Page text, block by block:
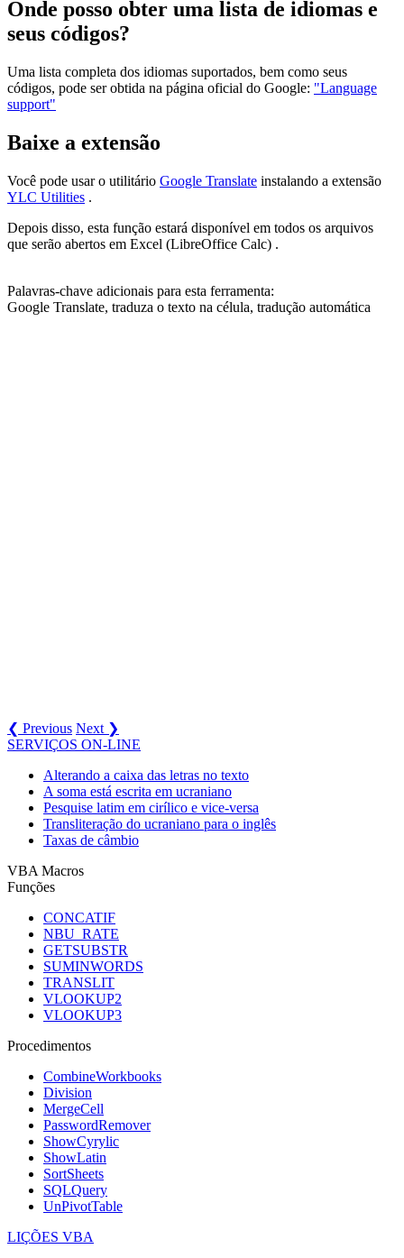
Onde posso obter uma lista de idiomas e
seus códigos?
Uma lista completa dos idiomas suportados, bem como seus
códigos, pode ser obtida na página oficial do Google: "Language
support"
Baixe a extensão
Você pode usar o utilitário Google Translate instalando a extensão
YLC Utilities .
Depois disso, esta função estará disponível em todos os arquivos
que serão abertos em Excel (LibreOffice Calc) .
Palavras-chave adicionais para esta ferramenta:
Google Translate, traduza o texto na célula, tradução automática
❮ Previous Next ❯
SERVIÇOS ON-LINE
Alterando a caixa das letras no texto
A soma está escrita em ucraniano
Pesquise latim em cirílico e vice-versa
Transliteração do ucraniano para o inglês
Taxas de câmbio
VBA Macros
Funções
CONCATIF
NBU_RATE
GETSUBSTR
SUMINWORDS
TRANSLIT
VLOOKUP2
VLOOKUP3
Procedimentos
CombineWorkbooks
Division
MergeCell
PasswordRemover
ShowCyrylic
ShowLatin
SortSheets
SQLQuery
UnPivotTable
LIÇÕES VBA